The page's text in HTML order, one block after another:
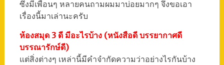
ซึ่งมีเพื่อนๆ หลายคนถามผมมาบ่อยมากๆ จึงขอเอา
เรื่องนี้มาเล่านะครับ
ห้องสมุด 3 ดี มีอะไรบ้าง (หนังสือดี บรรยากาศดี
บรรณารักษ์ดี)
แต่สิ่งต่างๆ เหล่านี้มีคำจำกัดความว่าอย่างไรกันบ้าง